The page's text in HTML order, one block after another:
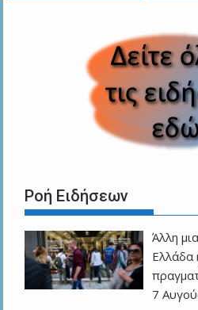
Ροή Ειδήσεων
Άλλη
Ελλάδα
7